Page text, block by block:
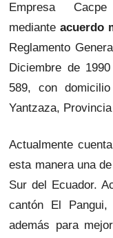
Empresa
medianteacuerdo
Reglamento
Diciembre de
589, con
Yantzaza,
Actualmente
esta manera una
Sur del Ecuador.
cantón El
además para